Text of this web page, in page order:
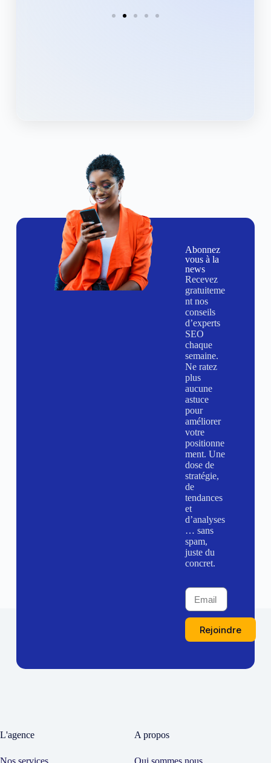
Abonnez
vous à la
news
Recevez
gratuiteme
nt nos
conseils
d’experts
SEO
chaque
semaine.
Ne ratez
plus
aucune
astuce
pour
améliorer
votre
positionne
ment. Une
dose de
stratégie,
de
tendances
et
d’analyses
… sans
spam,
juste du
concret.
Rejoindre
L'agence A propos